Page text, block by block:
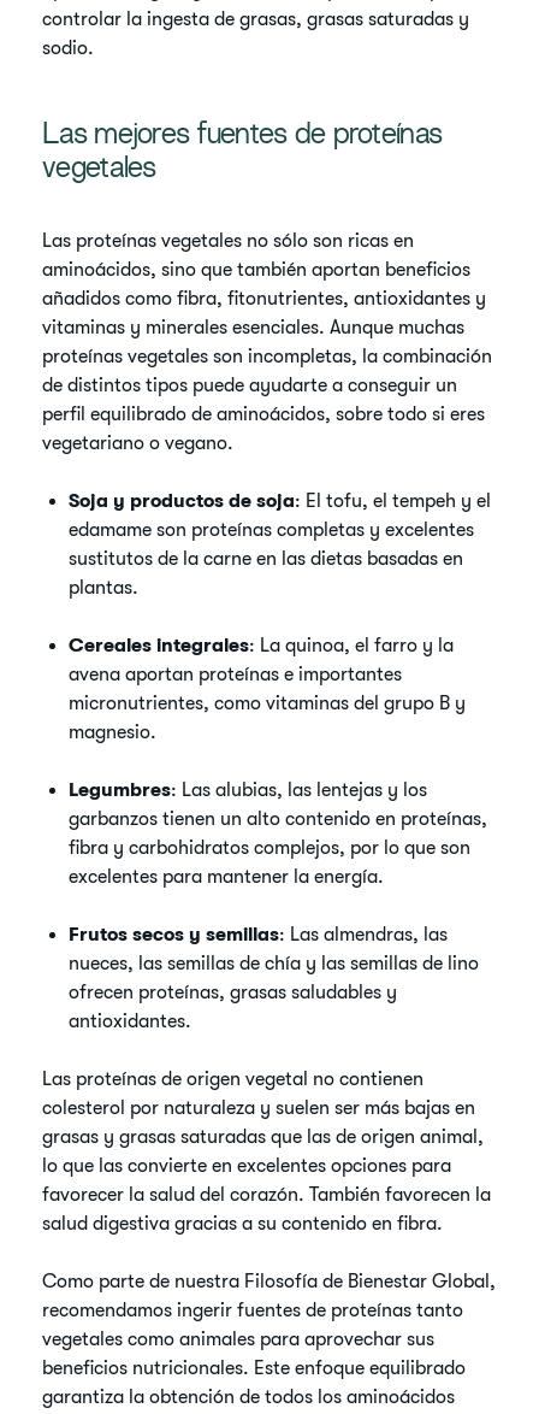
controlar la ingesta de grasas, grasas saturadas y
sodio.
Las mejores fuentes de proteínas
vegetales
Las proteínas vegetales no sólo son ricas en
aminoácidos, sino que también aportan beneficios
añadidos como fibra, fitonutrientes, antioxidantes y
vitaminas y minerales esenciales. Aunque muchas
proteínas vegetales son incompletas, la combinación
de distintos tipos puede ayudarte a conseguir un
perfil equilibrado de aminoácidos, sobre todo si eres
vegetariano o vegano.
Soja y productos de soja: El tofu, el tempeh y el
edamame son proteínas completas y excelentes
sustitutos de la carne en las dietas basadas en
plantas.
Cereales integrales: La quinoa, el farro y la
avena aportan proteínas e importantes
micronutrientes, como vitaminas del grupo B y
magnesio.
Legumbres: Las alubias, las lentejas y los
garbanzos tienen un alto contenido en proteínas,
fibra y carbohidratos complejos, por lo que son
excelentes para mantener la energía.
Frutos secos y semillas: Las almendras, las
nueces, las semillas de chía y las semillas de lino
ofrecen proteínas, grasas saludables y
antioxidantes.
Las proteínas de origen vegetal no contienen
colesterol por naturaleza y suelen ser más bajas en
grasas y grasas saturadas que las de origen animal,
lo que las convierte en excelentes opciones para
favorecer la salud del corazón. También favorecen la
salud digestiva gracias a su contenido en fibra.
Como parte de nuestra Filosofía de Bienestar Global,
recomendamos ingerir fuentes de proteínas tanto
vegetales como animales para aprovechar sus
beneficios nutricionales. Este enfoque equilibrado
garantiza la obtención de todos los aminoácidos